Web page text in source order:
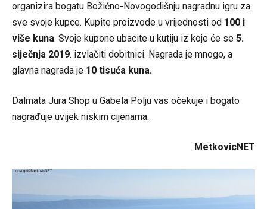
organizira bogatu Božićno-Novogodišnju nagradnu igru za
sve svoje kupce. Kupite proizvode u vrijednosti od 100 i
više kuna. Svoje kupone ubacite u kutiju iz koje će se 5.
siječnja 2019. izvlačiti dobitnici. Nagrada je mnogo, a
glavna nagrada je 10 tisuća kuna.
Dalmata Jura Shop u Gabela Polju vas očekuje i bogato
nagrađuje uvijek niskim cijenama.
MetkovicNET